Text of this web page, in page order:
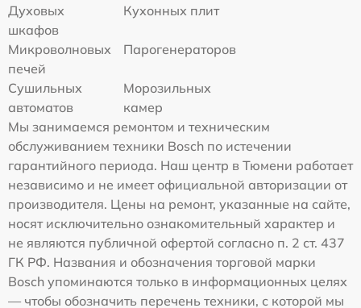
Духовых
шкафов
Кухонных плит
Микроволновых
печей
Парогенераторов
Сушильных
автоматов
Морозильных
камер
Мы занимаемся ремонтом и техническим
обслуживанием техники Bosch по истечении
гарантийного периода. Наш центр в Тюмени работает
независимо и не имеет официальной авторизации от
производителя. Цены на ремонт, указанные на сайте,
носят исключительно ознакомительный характер и
не являются публичной офертой согласно п. 2 ст. 437
ГК РФ. Названия и обозначения торговой марки
Bosch упоминаются только в информационных целях
— чтобы обозначить перечень техники, с которой мы